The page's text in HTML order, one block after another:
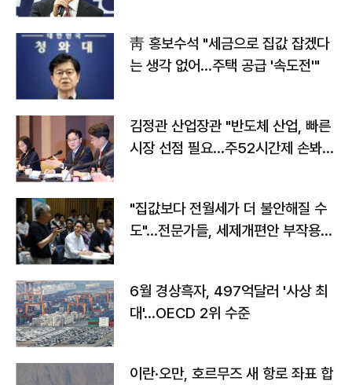
靑 홍보수석 "세금으로 집값 잡겠다
는 생각 없어…주택 공급 '속도전'"
김정관 산업장관 "반도체 산업, 빠른
시장 선점 필요…주52시간제 손봐
"집값보다 전월세가 더 불안해질 수
도"…전문가들, 세제개편안 부작용
6월 경상흑자, 497억달러 '사상 최
대'…OECD 2위 수준
이란·오만, 호르무즈 새 항로 좌표 합